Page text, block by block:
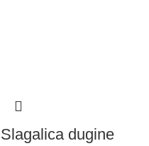
Slagalica dugine